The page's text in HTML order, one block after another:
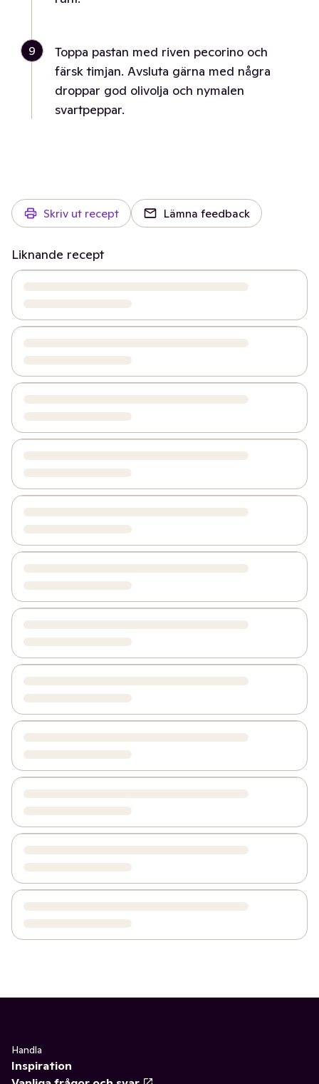
9
Toppa pastan med riven pecorino och
färsk timjan. Avsluta gärna med några
droppar god olivolja och nymalen
svartpeppar.
Skriv ut recept Lämna feedback
Liknande recept
Handla
Inspiration